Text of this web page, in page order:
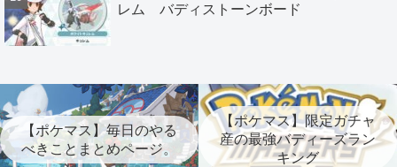
レム バディストーンボード
【ポケマス】毎日のやる
べきことまとめページ。
【ポケマス】限定ガチャ
産の最強バディーズラン
キング